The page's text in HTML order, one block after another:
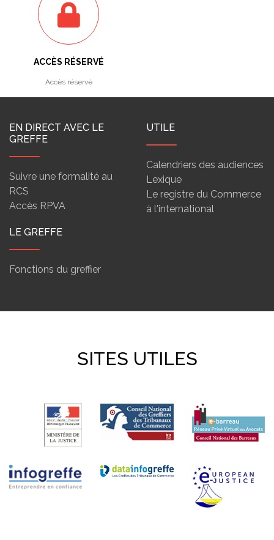
ACCÈS RÉSERVÉ
Accès réservé
EN DIRECT AVEC LE
GREFFE
Suivre une formalité au
RCS
Accès RPVA
UTILE
Calendriers des audiences
Lexique
Le registre du Commerce
à l'international
LE GREFFE
Fonctions du greffier
SITES UTILES